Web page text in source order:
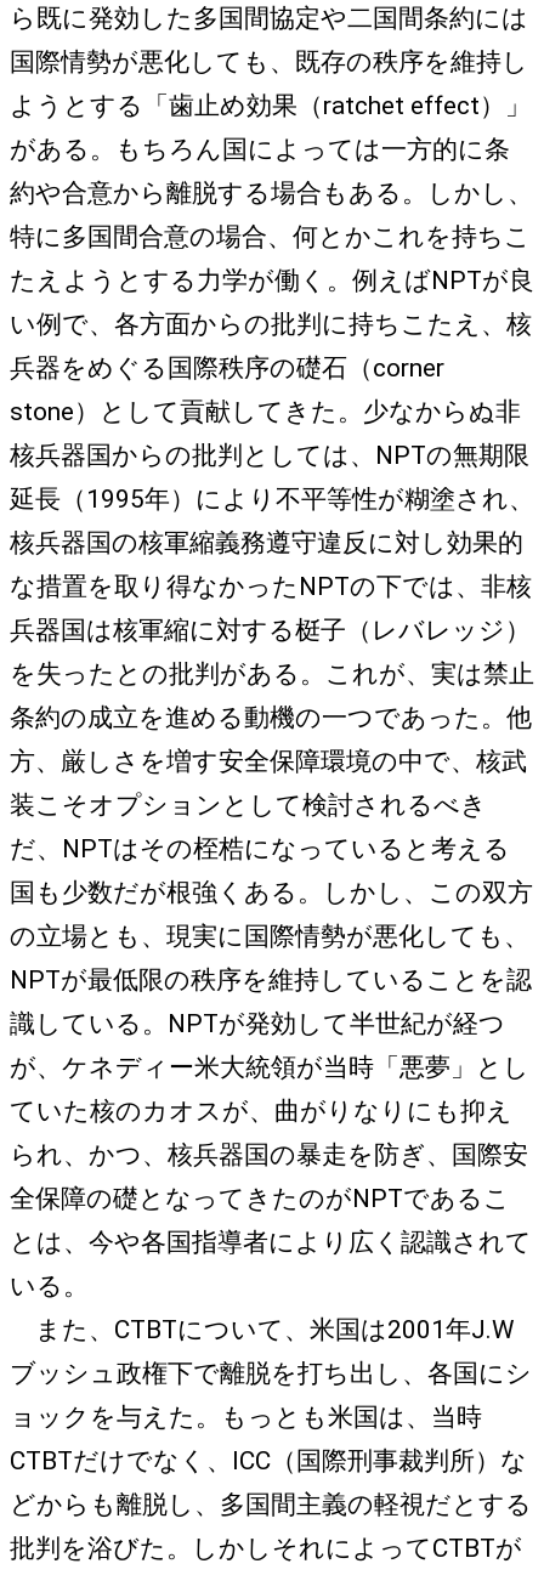
ら既に発効した多国間協定や二国間条約には
国際情勢が悪化しても、既存の秩序を維持し
ようとする「歯止め効果（ratchet effect）」
がある。もちろん国によっては一方的に条
約や合意から離脱する場合もある。しかし、
特に多国間合意の場合、何とかこれを持ちこ
たえようとする力学が働く。例えばNPTが良
い例で、各方面からの批判に持ちこたえ、核
兵器をめぐる国際秩序の礎石（corner
stone）として貢献してきた。少なからぬ非
核兵器国からの批判としては、NPTの無期限
延長（1995年）により不平等性が糊塗され、
核兵器国の核軍縮義務遵守違反に対し効果的
な措置を取り得なかったNPTの下では、非核
兵器国は核軍縮に対する梃子（レバレッジ）
を失ったとの批判がある。これが、実は禁止
条約の成立を進める動機の一つであった。他
方、厳しさを増す安全保障環境の中で、核武
装こそオプションとして検討されるべき
だ、NPTはその桎梏になっていると考える
国も少数だが根強くある。しかし、この双方
の立場とも、現実に国際情勢が悪化しても、
NPTが最低限の秩序を維持していることを認
識している。NPTが発効して半世紀が経つ
が、ケネディー米大統領が当時「悪夢」とし
ていた核のカオスが、曲がりなりにも抑え
られ、かつ、核兵器国の暴走を防ぎ、国際安
全保障の礎となってきたのがNPTであるこ
とは、今や各国指導者により広く認識されて
いる。
また、CTBTについて、米国は2001年J.W
ブッシュ政権下で離脱を打ち出し、各国にシ
ョックを与えた。もっとも米国は、当時
CTBTだけでなく、ICC（国際刑事裁判所）な
どからも離脱し、多国間主義の軽視だとする
批判を浴びた。しかしそれによってCTBTが